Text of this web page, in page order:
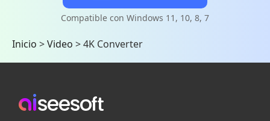
Compatible con Windows 11, 10, 8, 7
Inicio >Video >4K Converter